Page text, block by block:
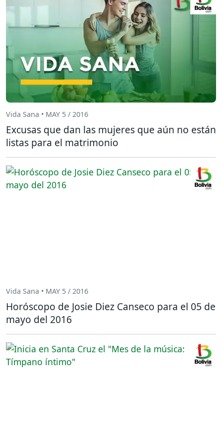
Vida Sana • MAY 5 / 2016
Excusas que dan las mujeres que aún no están
listas para el matrimonio
Vida Sana • MAY 5 / 2016
Horóscopo de Josie Diez Canseco para el 05 de
mayo del 2016